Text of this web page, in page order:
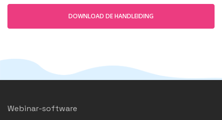
DOWNLOAD DE HANDLEIDING
Webinar-software